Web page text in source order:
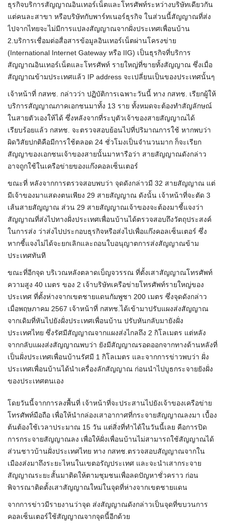
ธุรกิจบริการสัญญาณอินเทอร์เน็ตและโทรศัพท์ระหว่างบริษัทเดียวกัน
แต่คนละสาขา หรือบริษัทกับพาร์ทเนอร์ธุรกิจ ในส่วนนี้สัญญาณที่ส่ง
ไปจากไทยจะไม่มีการแปลงสัญญาณจากฝั่งประเทศเพื่อนบ้าน
2.บริการเชื่อมต่อสื่อสารข้อมูลอินเทอร์เน็ตผ่านโครงข่าย
(International Internet Gateway หรือ IIG) เป็นธุรกิจที่บริการ
สัญญาณอินเทอร์เน็ตและโทรศัพท์ รายใหญ่ที่ขายทั้งสัญญาณ ซึ่งเมื่อ
สัญญาณข้ามประเทศแล้ว IP address จะเปลี่ยนเป็นของประเทศนั้นๆ
เจ้าหน้าที่ กสทช. กล่าวว่า ปฏิบัติการเฉพาะวันนี้ ทาง กสทช. เรียกผู้ให้
บริการสัญญาณภาคเอกชนมาทั้ง 13 ราย ทั้งหมดจะต้องทำสัญลักษณ์
ในสายตัวเองให้ได้ ซึ่งหลังจากที่ระบุตัวเจ้าของสายสัญญาณได้
เรียบร้อยแล้ว กสทช. จะตรวจสอบย้อนไปที่ปริมาณการใช้ หากพบว่า
ผิดวิสัยปกติคือมีการใช้ตลอด 24 ชั่วโมงเป็นจำนวนมาก ก็จะเรียก
สัญญาของเอกชนเจ้าของสายนั้นมาหารือว่า สายสัญญาณดังกล่าว
อาจถูกใช้ในเครือข่ายของแก๊งคอลเซ็นเตอร์
ขณะที่ หลังจากการตรวจสอบพบว่า จุดดังกล่าวมี 32 สายสัญญาณ แต่
มีเจ้าของมาแสดงตนเพียง 29 สายสัญญาณ ดังนั้น เจ้าหน้าที่จะตัด 3
เส้นสายสัญญาณ ส่วน 29 สายสัญญาณเจ้าของจะต้องมาชี้แจงว่า
สัญญาณที่ส่งไปทางฝั่งประเทศเพื่อนบ้านได้ตรวจสอบถึงวัตถุประสงค์
ในการส่ง ว่าส่งไปประกอบธุรกิจหรือส่งไปเพื่อแก๊งคอลเซ็นเตอร์ ซึ่ง
หากชี้แจงไม่ได้จะยกเลิกและถอนใบอนุญาตการส่งสัญญาณข้าม
ประเทศทันที
ขณะที่อีกจุด บริเวณหลังตลาดเบ็ญจวรรณ ที่ตั้งเสาสัญญาณโทรศัพท์
ความสูง 40 เมตร ของ 2 เจ้าบริษัทเครือข่ายโทรศัพท์รายใหญ่ของ
ประเทศ ที่ตั้งห่างจากเขตชายแดนกัมพูชา 200 เมตร ซึ่งจุดดังกล่าว
เมื่อพฤษภาคม 2567 เจ้าหน้าที่ กสทช.ได้เข้ามาปรับแผงส่งสัญญาณ
จากเดิมที่หันไปยังฝั่งประเทศเพื่อนบ้าน ปรับหันกลับมายังฝั่ง
ประเทศไทย ซึ่งรัศมีสัญญาณจากแผงส่งไกลถึง 2 กิโลเมตร แต่หลัง
จากกลับแผงส่งสัญญาณพบว่า ยังมีสัญญาณรอดออกจากทางด้านหลังที่
เป็นฝั่งประเทศเพื่อนบ้านรัศมี 1 กิโลเมตร และจากการข่าวพบว่า ฝั่ง
ประเทศเพื่อนบ้านได้นำเครื่องลักสัญญาณ ก่อนนำไปบูธกระจายยังฝั่ง
ของประเทศตนเอง
โดยวันนี้จากการลงพื้นที่ เจ้าหน้าที่จะประสานไปยังเจ้าของเครือข่าย
โทรศัพท์มือถือ เพื่อให้นำกล่องเสาอากาศที่กระจายสัญญาณลงมา เบื้อง
ต้นต้องใช้เวลาประมาณ 15 วัน แต่สิ่งที่ทำได้ในวันนี้เลย คือการปิด
การกระจายสัญญาณลง เพื่อให้ฝั่งเพื่อนบ้านไม่สามารถใช้สัญญาณได้
ส่วนชาวบ้านฝั่งประเทศไทย ทาง กสทช.ตรวจสอบสัญญาณจากใน
เมืองส่งมาถึงระยะไหนในเขตอรัญประเทศ และจะนำเสากระจาย
สัญญาณระยะสั้นมาติดให้ตามชุมชนเพื่อลดปัญหาชั่วคราว ก่อน
พิจารณาติดตั้งเสาสัญญาณใหม่ในจุดที่ห่างจากเขตชายแดน
จากการข่าวมีรายงานว่าจุด ส่งสัญญาณดังกล่าวเป็นจุดที่ขบวนการ
คอลเซ็นเตอร์ใช้สัญญาณจากจุดนี้อีกด้วย